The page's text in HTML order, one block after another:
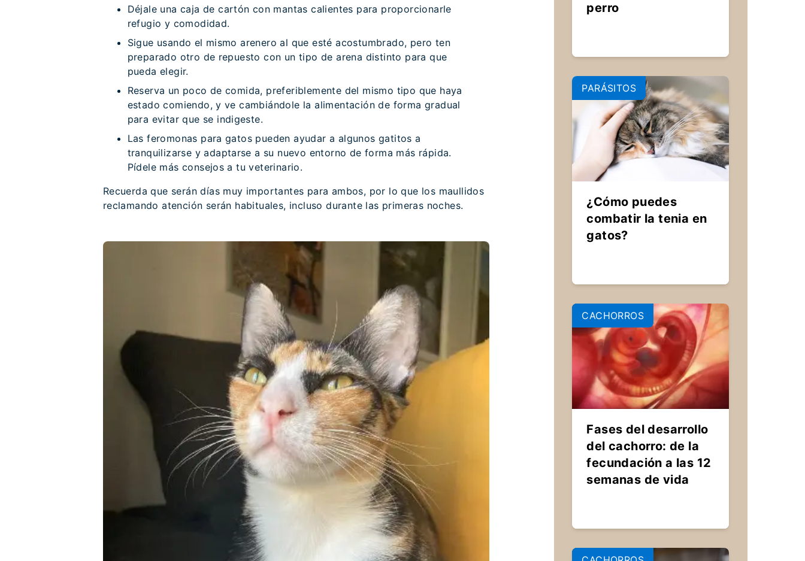
Déjale una caja de cartón con mantas calientes para proporcionarle
refugio y comodidad.
Sigue usando el mismo arenero al que esté acostumbrado, pero ten
preparado otro de repuesto con un tipo de arena distinto para que
pueda elegir.
Reserva un poco de comida, preferiblemente del mismo tipo que haya
estado comiendo, y ve cambiándole la alimentación de forma gradual
para evitar que se indigeste.
Las feromonas para gatos pueden ayudar a algunos gatitos a
tranquilizarse y adaptarse a su nuevo entorno de forma más rápida.
Pídele más consejos a tu veterinario.
Recuerda que serán días muy importantes para ambos, por lo que los maullidos
reclamando atención serán habituales, incluso durante las primeras noches.
perro
PARÁSITOS
¿Cómo puedes
combatir la tenia en
gatos?
CACHORROS
Fases del desarrollo
del cachorro: de la
fecundación a las 12
semanas de vida